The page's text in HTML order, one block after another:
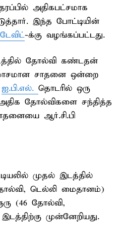
அதிகபட்சமாக
இந்த போட்டியின்
-க்கு வழங்கப்பட்டது.
தோல்வி கண்டதன்
சாதனை ஒன்றை
ஐ.பி.எல். தொடரில் ஒரு
அதிக தோல்விகளை சந்தித்த
ஆர்.சி.பி
முதல் இடத்தில்
டெல்லி மைதானம்)
(46 தோல்வி,
முன்னேறியது.